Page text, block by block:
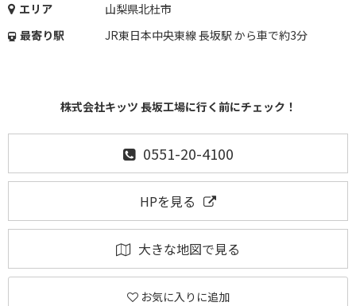
エリア
山梨県北杜市
最寄り駅
JR東日本中央東線 長坂駅 から車で約3分
株式会社キッツ 長坂工場に行く前にチェック！
0551-20-4100
HPを見る
大きな地図で見る
お気に入りに追加